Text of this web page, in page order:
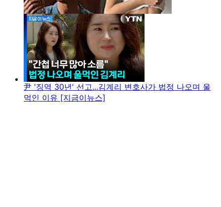
尹 '징역 30년' 선고...김계리 변호사가 법정 나오며 울
먹인 이유 [지금이뉴스]